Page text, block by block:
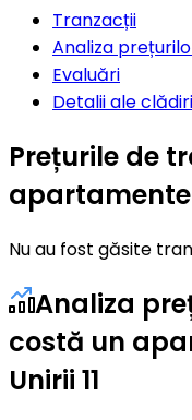
Tranzacții
Analiza
Evaluări
Detalii ale
Prețurile de
Nu au fost găsite
Analiza
costă un
Unirii 11